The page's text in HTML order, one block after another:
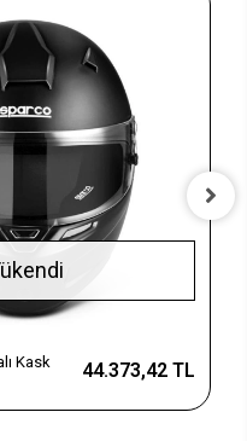
Kask
44.373,42 TL